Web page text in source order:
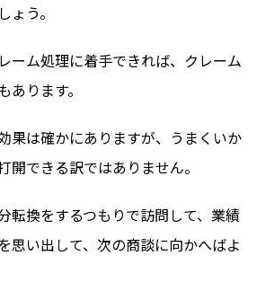
う。
ーム処理に着手できれば、クレーム
ります。
果は確かにありますが、うまくいか
開できる訳ではありません。
転換をするつもりで訪問して、業績
思い出して、次の商談に向かへばよ